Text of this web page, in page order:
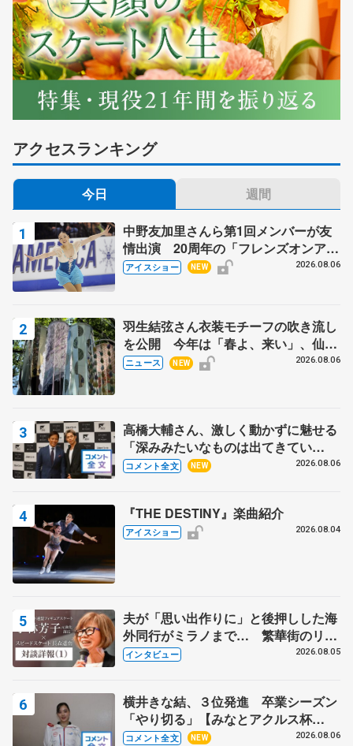
アクセスランキング
今日 週間
中野友加里さんら第1回メンバーが友
情出演 20周年の「フレンズオンアイ
ス」 宮本賢二さん、有川梨絵さん、
アイスショー NEW 2026.08.06
羽生結弦さん衣装モチーフの吹き流し
を公開 今年は「春よ、来い」、仙台
の瑞鳳殿
ニュース NEW 2026.08.06
高橋大輔さん、激しく動かずに魅せる
「深みみたいなものは出てきてい
る？」 〝兄さん〟と慕うレジェンド
コメント全文 NEW 2026.08.06
『THE DESTINY』楽曲紹介
アイスショー 2026.08.04
夫が「思い出作りに」と後押しした海
外同行がミラノまで… 繁華街のリン
クでは不良のお兄さんも味方に 小林
インタビュー 2026.08.05
横井きな結、３位発進 卒業シーズン
「やり切る」【みなとアクルス杯
SP】
コメント全文 NEW 2026.08.06